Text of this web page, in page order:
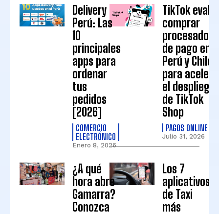
Delivery
Perú: Las
10
principales
apps para
ordenar
tus
pedidos
[2026]
COMERCIO
ELECTRÓNICO
Enero 8, 2026
TikTok
comprar
de pago en
Perú y Chile
para
el
de TikTok
Shop
PAGOS ONLINE
Julio 31, 2026
¿A qué
hora abre
Gamarra?
Conozca
Los 7
aplicativos
de Taxi
más